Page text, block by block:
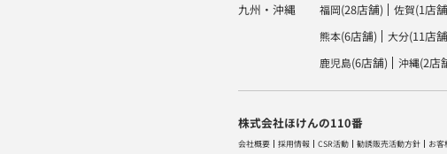
九州・沖縄
福岡(28店舗) 佐賀(1店
熊本(6店舗) 大分(11店
鹿児島(6店舗) 沖縄(2店
株式会社ほけんの110番
会社概要 採用情報 CSR活動 勧誘販売活動方針 お客